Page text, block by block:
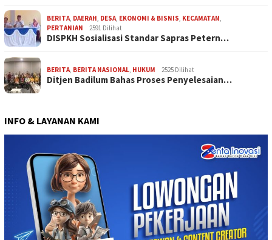
BERITA, DAERAH, DESA, EKONOMI & BISNIS, KECAMATAN,
PERTANIAN
2591 Dilihat
DISPKH Sosialisasi Standar Sapras Petern…
BERITA, BERITA NASIONAL, HUKUM 2525 Dilihat
Ditjen Badilum Bahas Proses Penyelesaian…
INFO & LAYANAN KAMI